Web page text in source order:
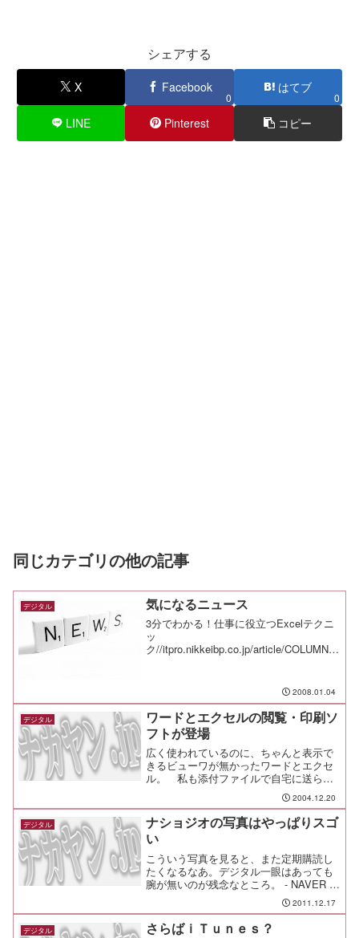
シェアする
X Facebook
0
はてブ
0
LINE Pinterest コピー
同じカテゴリの他の記事
デジタル 気になるニュース
3分でわかる！仕事に役立つExcelテクニ
ッ
ク//itpro.nikkeibp.co.jp/article/COLUMN/2
2008.01.04
デジタル
ワードとエクセルの閲覧・印刷ソ
フトが登場
広く使われているのに、ちゃんと表示で
きるビューワが無かったワードとエクセ
ル。 私も添付ファイルで自宅に送られ
て、見れなくて再送願ったこともあった
んですが、今月からマイクロソフト謹製
のビューワがフリーで配布され始めまし
た。 ワード用とエクセル用の２種類が
配布されていますが、ここはさすがマイ
クロソフト。...
2004.12.20
デジタル
ナショジオの写真はやっぱりスゴ
い
こういう写真を見ると、また定期購読し
たくなるなあ。デジタル一眼はあっても
腕が無いのが残念なところ。 - NAVER ま
2011.12.17
デジタル さらばｉＴｕｎｅｓ？